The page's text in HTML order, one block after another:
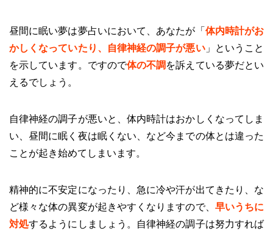
昼間に眠い夢は夢占いにおいて、あなたが「 体内時計がお
かしくなっていたり、自律神経の調子が悪い」ということ
を示しています。ですので体の不調 を訴えている夢だとい
えるでしょう。
自律神経の調子が悪いと、体内時計はおかしくなってしま
い、昼間に眠く夜は眠くない、など今までの体とは違った
ことが起き始めてしまいます。
精神的に不安定になったり、急に冷や汗が出てきたり、な
ど様々な体の異変が起きやすくなりますので、 早いうちに
対処するようにしましょう。自律神経の調子は努力すれば